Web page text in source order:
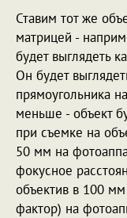
Ставим тот же
матрицей -
будет выглядеть
Он будет
прямоугольника
меньше - объект
при съемке на
50 мм на
фокусное
объектив в 100
фактор) на